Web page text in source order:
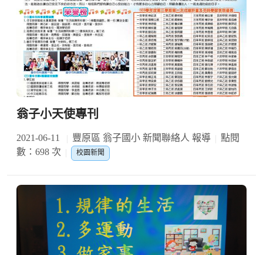
翁子小天使專刊
2021-06-11 豐原區 翁子國小 新聞聯絡人 報導
點閱
數：698 次
校園新聞